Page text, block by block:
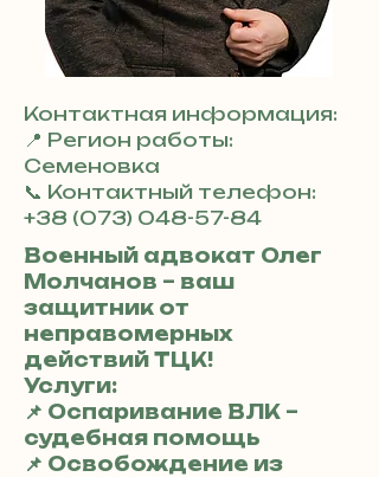
Контактная информация:
📍 Регион работы:
Семеновка
📞 Контактный телефон:
+38 (073) 048-57-84
Военный адвокат Олег
Молчанов – ваш
защитник от
неправомерных
действий ТЦК!
Услуги:
📌 Оспаривание ВЛК –
судебная помощь
📌 Освобождение из